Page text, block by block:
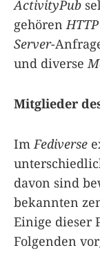
ActivityPub
gehören
Server-
und diverse
Mitglieder
Im Fediverse
davon sind
bekannten
Einige dieser
Folgenden